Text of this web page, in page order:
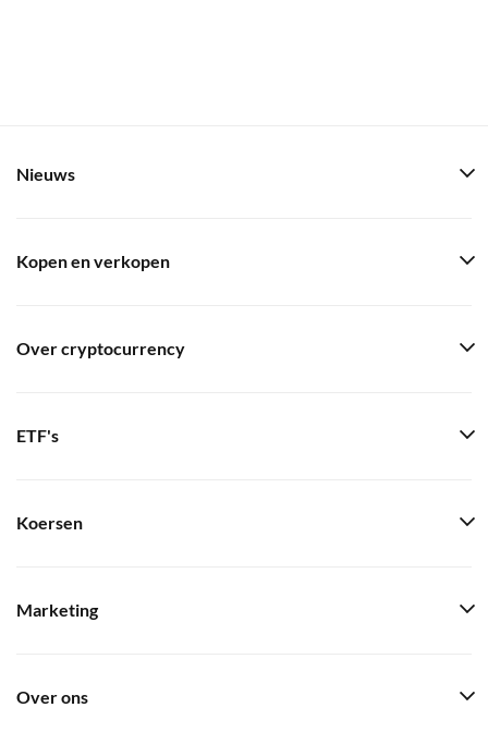
Nieuws
Kopen en verkopen
Over cryptocurrency
ETF's
Koersen
Marketing
Over ons